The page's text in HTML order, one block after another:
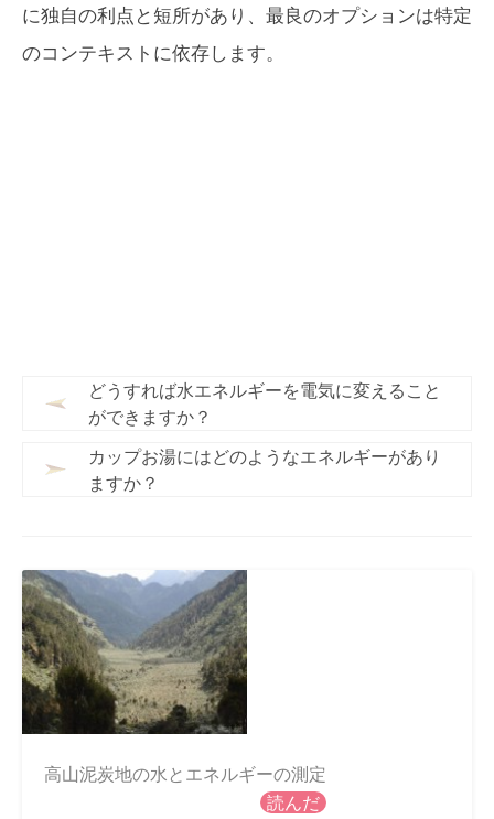
に独自の利点と短所があり、最良のオプションは特定
のコンテキストに依存します。
どうすれば水エネルギーを電気に変えること
ができますか？
カップお湯にはどのようなエネルギーがあり
ますか？
高山泥炭地の水とエネルギーの測定
読んだ